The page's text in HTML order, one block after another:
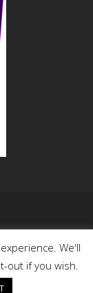
We'll
out if you wish.